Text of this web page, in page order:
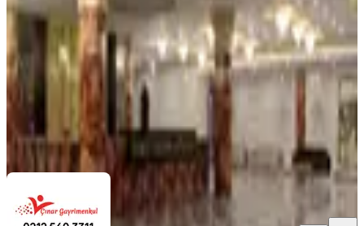
1+1 · 75 m²·4. Kat 10.09.2025
220.000 ₺
ÇINAR GAYRİMENKUL